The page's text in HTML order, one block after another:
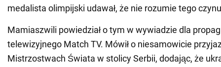
medalista olimpijski udawał, że nie rozumie tego
Mamiaszwili powiedział o tym w wywiadzie dla
telewizyjnego Match TV. Mówił o niesamowicie
Mistrzostwach Świata w stolicy Serbii, dodając, że